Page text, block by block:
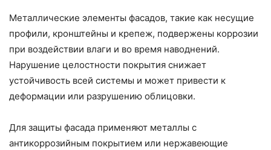
Металлические элементы фасадов, такие как несущие
профили, кронштейны и крепеж, подвержены коррозии
при воздействии влаги и во время наводнений.
Нарушение целостности покрытия снижает
устойчивость всей системы и может привести к
деформации или разрушению облицовки.
Для защиты фасада применяют металлы с
антикоррозийным покрытием или нержавеющие